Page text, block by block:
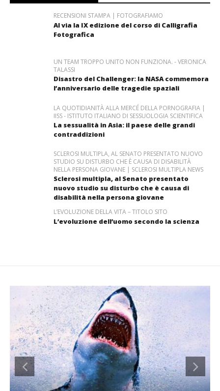
RECENSIONI STAMPA | FOTOGRAFIAMO
Al via la IX edizione del corso di Calligrafia
Fotografica
UN TEAM TROPPO UNITO NON FUNZIONA. - VERONICA
TALASSI
Disastro del Challenger: la NASA commemora
l’anniversario delle tragedie spaziali
LA QUOTIDIANITÀ ALLA MERCÉ DELLA PORNOGRAFIA |
IISS - ISTITUTO ITALIANO DI SESSUOLOGIA SCIENTIFICA
La sessualità in Asia: il paese delle grandi
contraddizioni
SCLEROSI MULTIPLA, AL SENATO PRESENTATO NUOVO
STUDIO SU DISTURBO CHE È CAUSA DI DISABILITÀ
NELLA PERSONA GIOVANE | SCLEROSI MULTIPLA NEWS
Sclerosi multipla, al Senato presentato
nuovo studio su disturbo che è causa di
disabilità nella persona giovane
L’EVOLUZIONE DELLA VITA – TITOLO SITO
L’evoluzione dell’uomo secondo la scienza